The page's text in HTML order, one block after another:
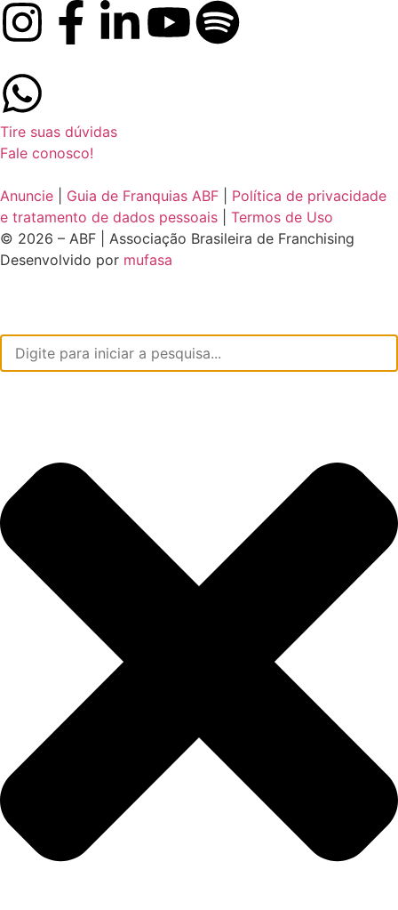
Tire suas dúvidas
Fale conosco!
Anuncie Guia de Franquias ABF
Política de privacidade
e tratamento de dados pessoais
Termos de Uso
© 2026 – ABF | Associação Brasileira de Franchising
Desenvolvido por mufasa